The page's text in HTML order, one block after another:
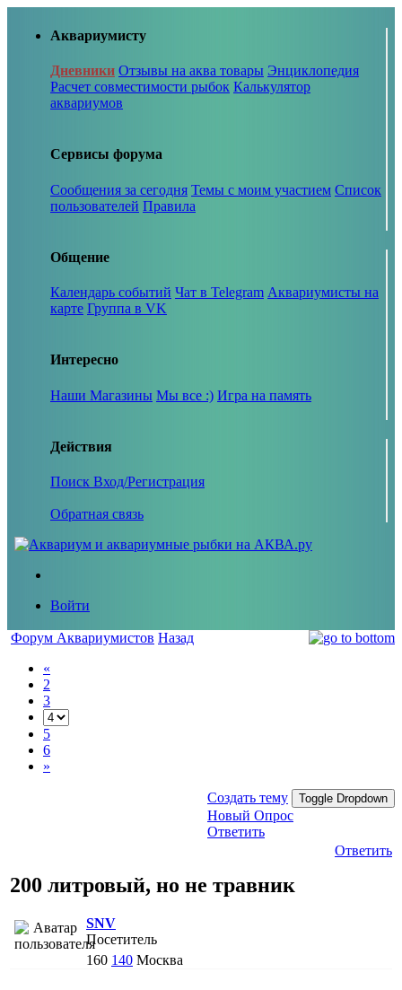
Аквариумисту
Дневники Отзывы на аква товары Энциклопедия
Расчет совместимости рыбок Калькулятор
аквариумов
Сервисы форума
Сообщения за сегодня Темы с моим участием Список
пользователей Правила
Общение
Календарь событий Чат в Telegram Аквариумисты на
карте Группа в VK
Интересно
Наши Магазины Мы все :) Игра на память
Действия
Поиск Вход/Регистрация
Обратная связь
Войти
Форум Аквариумистов Назад
«
2
3
5
6
»
Создать тему Toggle Dropdown
Новый Опрос
Ответить
Ответить
200 литровый, но не травник
SNV
Посетитель
160 140 Москва